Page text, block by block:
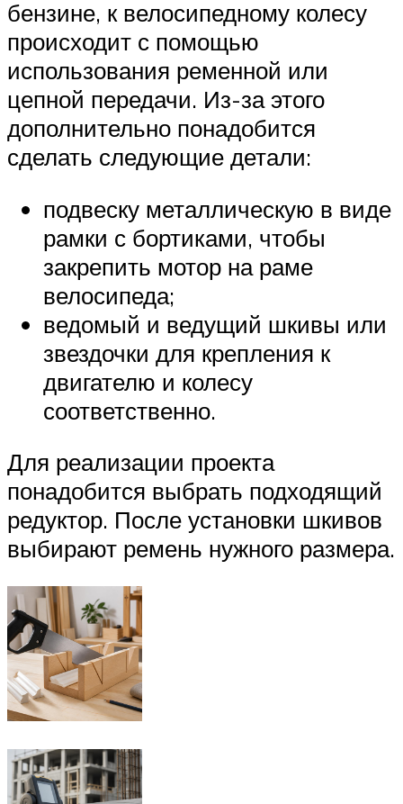
бензине, к велосипедному колесу
происходит с помощью
использования ременной или
цепной передачи. Из-за этого
дополнительно понадобится
сделать следующие детали:
подвеску металлическую в виде
рамки с бортиками, чтобы
закрепить мотор на раме
велосипеда;
ведомый и ведущий шкивы или
звездочки для крепления к
двигателю и колесу
соответственно.
Для реализации проекта
понадобится выбрать подходящий
редуктор. После установки шкивов
выбирают ремень нужного размера.